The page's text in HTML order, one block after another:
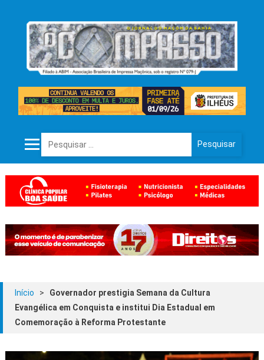
Pesquisar por:
Início >
Governador prestigia Semana da Cultura
Evangélica em Conquista e institui Dia Estadual em
Comemoração à Reforma Protestante